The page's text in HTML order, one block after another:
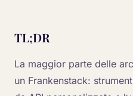
TL;DR
La maggior parte delle
un Frankenstack: